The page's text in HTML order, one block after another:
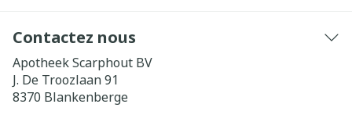
Contactez nous
Apotheek Scarphout BV
J. De Troozlaan 91
8370 Blankenberge